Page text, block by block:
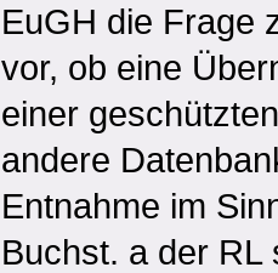
EuGH die Frage
vor, ob eine
einer
andere
Entnahme im
Buchst. a der RL